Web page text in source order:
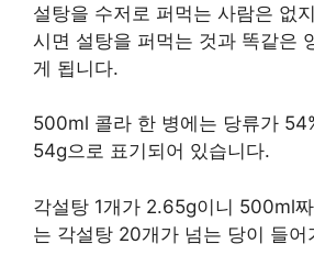
설탕을 수저로 퍼먹는 사람은 없
시면 설탕을 퍼먹는 것과 똑같은
게 됩니다.
500ml 콜라 한 병에는 당류가
54g으로 표기되어 있습니다.
각설탕 1개가 2.65g이니 500ml
는 각설탕 20개가 넘는 당이 들어